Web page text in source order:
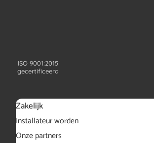
ISO 9001:2015
gecertificeerd
Zakelijk
Installateur worden
Onze partners